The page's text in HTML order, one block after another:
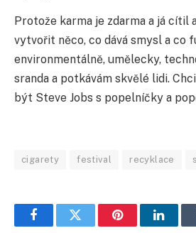
Protože karma je zdarma a já cítil
vytvořit něco, co dává smysl a co
environmentálně, umělecky,
sranda a potkávám skvělé lidi.
být Steve Jobs s popelníčky a
cigarety festival recyklace
FacebookTwitter Pinterest